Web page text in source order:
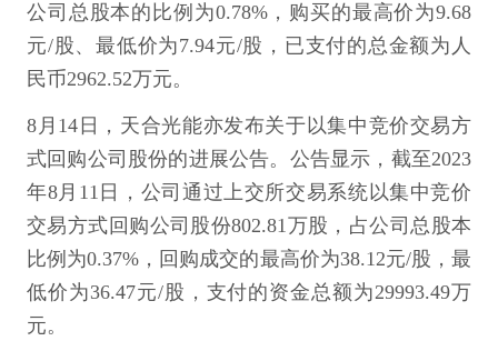
公司总股本的比例为0.78%，购买的最高价为9.68
元/股、最低价为7.94元/股，已支付的总金额为人
民币2962.52万元。
8月14日，天合光能亦发布关于以集中竞价交易方
式回购公司股份的进展公告。公告显示，截至2023
年8月11日，公司通过上交所交易系统以集中竞价
交易方式回购公司股份802.81万股，占公司总股本
比例为0.37%，回购成交的最高价为38.12元/股，最
低价为36.47元/股，支付的资金总额为29993.49万
元。